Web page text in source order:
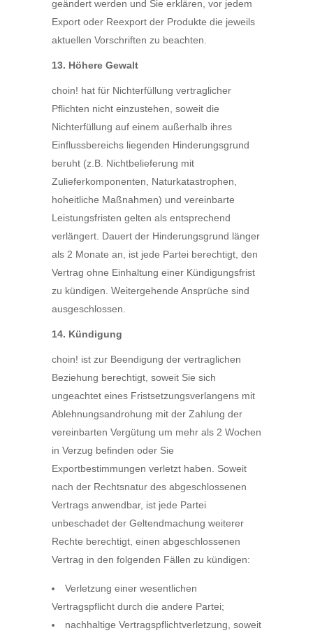
geändert werden und Sie erklären, vor jedem
Export oder Reexport der Produkte die jeweils
aktuellen Vorschriften zu beachten.
13. Höhere Gewalt
choin! hat für Nichterfüllung vertraglicher
Pflichten nicht einzustehen, soweit die
Nichterfüllung auf einem außerhalb ihres
Einflussbereichs liegenden Hinderungsgrund
beruht (z.B. Nichtbelieferung mit
Zulieferkomponenten, Naturkatastrophen,
hoheitliche Maßnahmen) und vereinbarte
Leistungsfristen gelten als entsprechend
verlängert. Dauert der Hinderungsgrund länger
als 2 Monate an, ist jede Partei berechtigt, den
Vertrag ohne Einhaltung einer Kündigungsfrist
zu kündigen. Weitergehende Ansprüche sind
ausgeschlossen.
14. Kündigung
choin! ist zur Beendigung der vertraglichen
Beziehung berechtigt, soweit Sie sich
ungeachtet eines Fristsetzungsverlangens mit
Ablehnungsandrohung mit der Zahlung der
vereinbarten Vergütung um mehr als 2 Wochen
in Verzug befinden oder Sie
Exportbestimmungen verletzt haben. Soweit
nach der Rechtsnatur des abgeschlossenen
Vertrags anwendbar, ist jede Partei
unbeschadet der Geltendmachung weiterer
Rechte berechtigt, einen abgeschlossenen
Vertrag in den folgenden Fällen zu kündigen:
Verletzung einer wesentlichen
Vertragspflicht durch die andere Partei;
nachhaltige Vertragspflichtverletzung, soweit